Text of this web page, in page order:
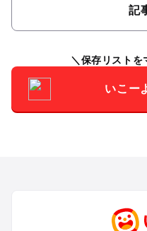
記
保存リストを
いこー